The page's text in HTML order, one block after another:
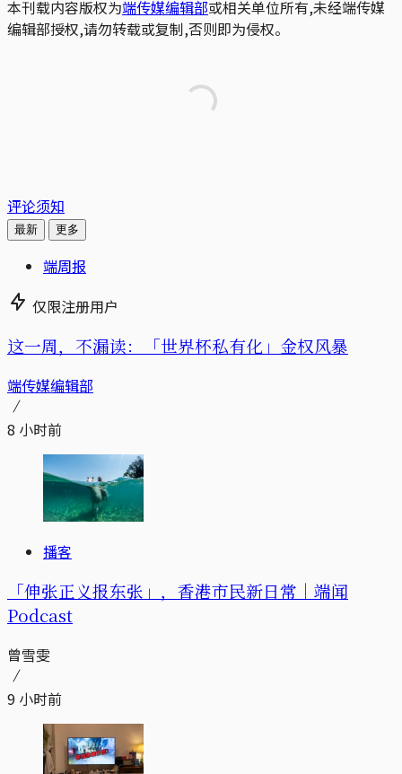
本刊载内容版权为端传媒编辑部或相关单位所有,未经端传媒
编辑部授权,请勿转载或复制,否则即为侵权。
评论须知
最新 更多
端周报
仅限注册用户
这一周，不漏读：「世界杯私有化」金权风暴
端传媒编辑部
8 小时前
播客
「伸张正义报东张」，香港市民新日常｜端闻
Podcast
曾雪雯
9 小时前